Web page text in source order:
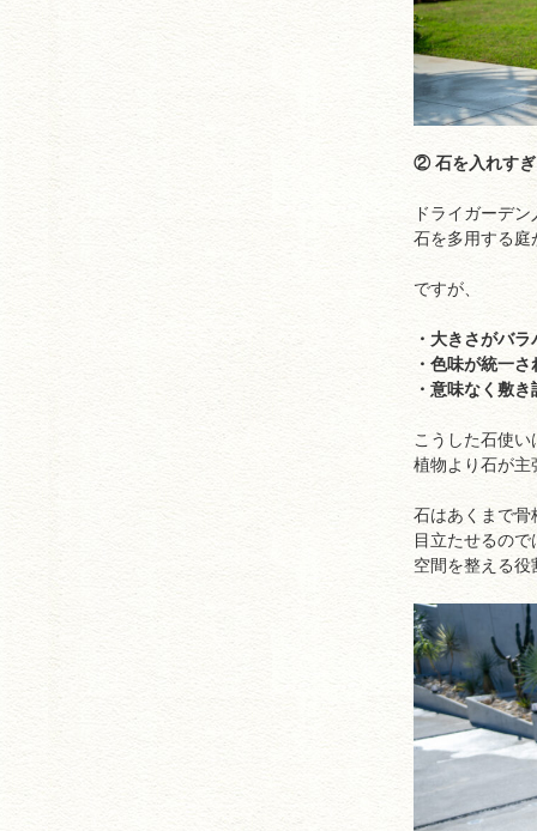
② 石を入れす
ドライガーデ
石を多用する庭
ですが、
・大きさがバラ
・色味が統一
・意味なく敷
こうした石使い
植物より石が主
石はあくまで骨
目立たせるので
空間を整える役